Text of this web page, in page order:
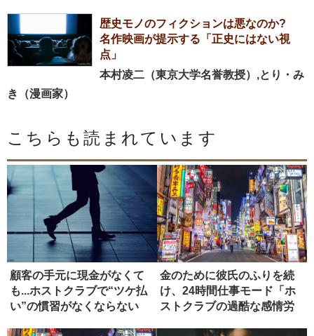
歴史モノのフィクションは悪なのか?
名作映画が提示する「正史にはない視
点」
本村凌二（東京大学名誉教授）,とり・み
き（漫画家）
こちらも読まれています
顧客の手元に現金がなくて
も...ホストクラブで“ツケ払
い”の慣習がなくならない
金のために彼氏のふりを続
け、24時間仕事モード「ホ
ストクラブの過酷な感情労